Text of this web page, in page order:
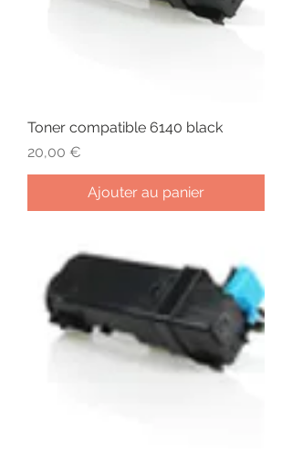
Toner compatible 6140 black
Prix
20,00 €
Ajouter au panier